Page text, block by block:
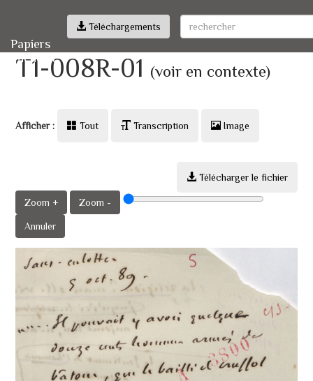
Papiers
Michelet
Téléchargements
T1-008R-01 (voir en contexte)
Afficher : Tout Transcription Image
Télécharger le fichier
Zoom + Zoom -
Annuler